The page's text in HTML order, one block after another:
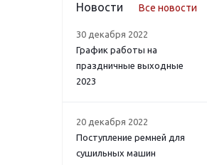
Новости Все новости
30 декабря 2022
График работы на
праздничные выходные
2023
20 декабря 2022
Поступление ремней для
сушильных машин